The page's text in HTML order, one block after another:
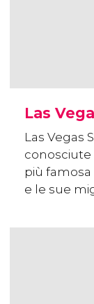
Las
Las Vegas
più famosa
e le sue